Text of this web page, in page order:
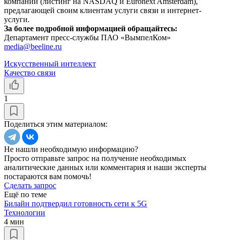
предлагающей своим клиентам услуги связи и интернет-
услуги.
За более подробной информацией обращайтесь:
Департамент пресс-службы ПАО «ВымпелКом»
media@beeline.ru
Искусственный интеллект
Качество связи
1
Поделиться этим материалом:
Не нашли необходимую информацию?
Просто отправьте запрос на получение необходимых
аналитические данных или комментария и наши эксперты
постараются вам помочь!
Сделать запрос
Ещё по теме
Билайн подтвердил готовность сети к 5G
Технологии
4 мин